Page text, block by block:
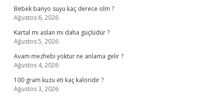
Bebek banyo suyu kaç derece olm ?
Ağustos 6, 2026
Kartal mı aslan mı daha güçlüdür ?
Ağustos 5, 2026
Avam mezhebi yoktur ne anlama gelir ?
Ağustos 4, 2026
100 gram kuzu eti kaç kaloridir ?
Ağustos 3, 2026